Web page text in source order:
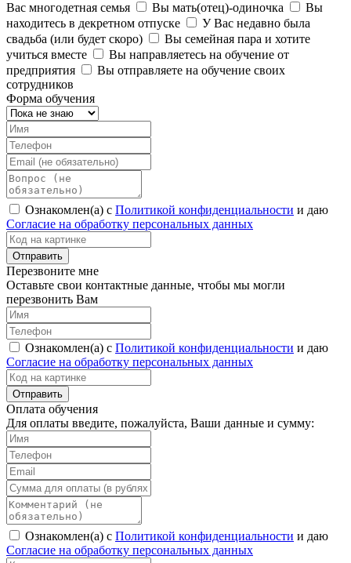
Вас многодетная семья
Вы мать(отец)-одиночка
Вы
находитесь в декретном отпуске
У Вас недавно была
свадьба (или будет скоро)
Вы семейная пара и хотите
учиться вместе
Вы направляетесь на обучение от
предприятия
Вы отправляете на обучение своих
сотрудников
Форма обучения
Ознакомлен(а) с Политикой конфиденциальности и даю
Согласие на обработку персональных данных
Перезвоните мне
Оставьте свои контактные данные, чтобы мы могли
перезвонить Вам
Ознакомлен(а) с Политикой конфиденциальности и даю
Согласие на обработку персональных данных
Оплата обучения
Для оплаты введите, пожалуйста, Ваши данные и сумму:
Ознакомлен(а) с Политикой конфиденциальности и даю
Согласие на обработку персональных данных